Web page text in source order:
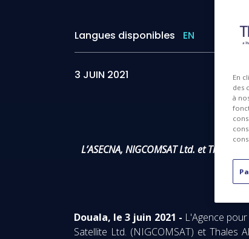
Langues disponibles EN
3 JUIN 2021
L’ASECNA, NIGCOMSAT Ltd. et
Douala, le 3 juin 2021 - L'Agence
Satellite Ltd. (NIGCOMSAT) et
En
des
à